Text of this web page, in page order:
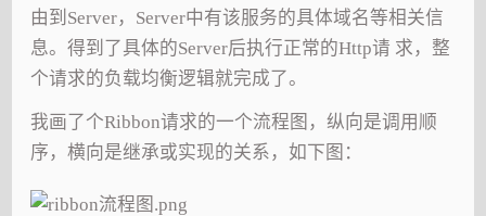
由到Server，Server中有该服务的具体域名等相关信
息。得到了具体的Server后执行正常的Http请 求，整
个请求的负载均衡逻辑就完成了。
我画了个Ribbon请求的一个流程图，纵向是调用顺
序，横向是继承或实现的关系，如下图：